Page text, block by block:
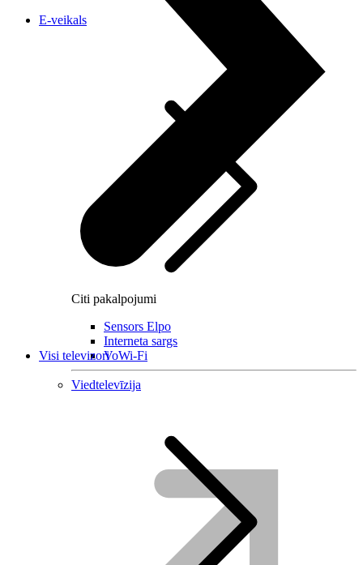
Citi pakalpojumi
Sensors Elpo
Interneta sargs
VoWi-Fi
Viedtelevīzija
E-veikals
Visi televizori